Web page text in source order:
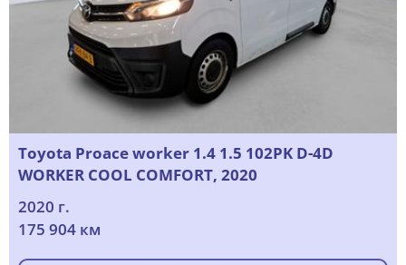
Toyota Proace worker 1.4 1.5 102PK D-4D
WORKER COOL COMFORT, 2020
2020 г.
175 904 км